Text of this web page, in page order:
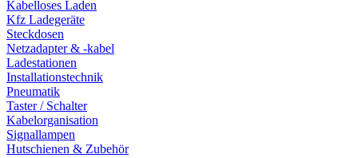
Kabelloses Laden
Kfz Ladegeräte
Steckdosen
Netzadapter & -kabel
Ladestationen
Installationstechnik
Pneumatik
Taster / Schalter
Kabelorganisation
Signallampen
Hutschienen & Zubehör